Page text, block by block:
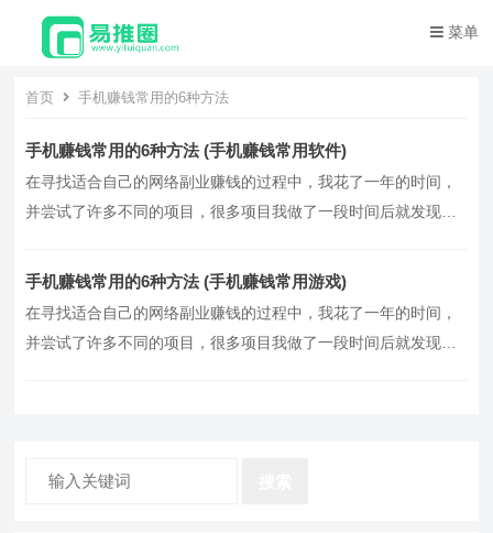
菜单
首页 手机赚钱常用的6种方法
手机赚钱常用的6种方法 (手机赚钱常用软件)
在寻找适合自己的网络副业赚钱的过程中，我花了一年的时间，
并尝试了许多不同的项目，很多项目我做了一段时间后就发现不
我相信只有找到适合自己的项目，才能保持动力并继续做下去，
手机赚钱常用的6种方法 (手机赚钱常用游戏)
在寻找适合自己的网络副业赚钱的过程中，我花了一年的时间，
并尝试了许多不同的项目，很多项目我做了一段时间后就发现不
旺…。